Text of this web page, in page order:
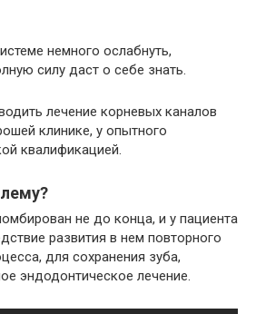
немного ослабнуть,
силу даст о себе знать.
лечение корневых каналов
клинике, у опытного
квалификацией.
не до конца, и у пациента
развития в нем повторного
для сохранения зуба,
эндодонтическое лечение.